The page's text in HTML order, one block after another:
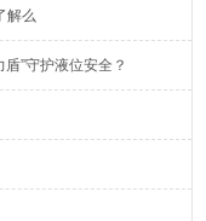
解么
”守护液位安全？